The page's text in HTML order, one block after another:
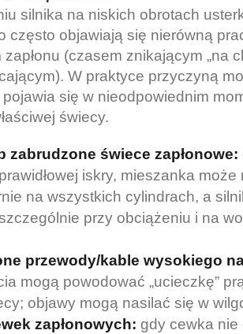
silnika na niskich obrotach
często objawiają się nierówną
(czasem znikającym „na
W praktyce przyczyną
pojawia się w nieodpowiednim
świecy.
zabrudzone świece zapłonowe:
iskry, mieszanka
na wszystkich cylindrach, a
szczególnie przy obciążeniu i na
przewody/kable wysokiego
mogą powodować „ucieczkę”
objawy mogą nasilać się w
zapłonowych: gdy cewka nie